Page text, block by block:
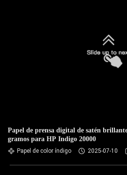
Papel de prensa digital de satén
gramos para HP Indigo 20000
Papel de color índigo 2025-07-10